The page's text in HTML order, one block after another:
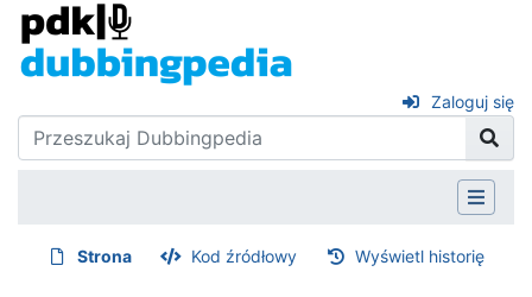
Zaloguj się
Strona Kod źródłowy Wyświetl historię